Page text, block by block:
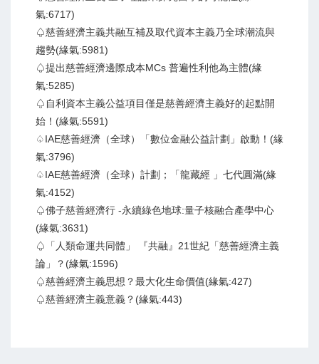
氣:6717)
♤慈善經濟主義共融互補及取代資本主義乃全球潮流與
趨勢(緣氣:5981)
♤提出慈善經濟邊際成本MCs 普遍性利他為主體(緣
氣:5285)
♤自利資本主義公益項目僅是慈善經濟主義好的起點開
始！(緣氣:5591)
♤IAE慈善經濟（全球）「數位金融公益計劃」啟動！(緣
氣:3796)
♤IAE慈善經濟（全球）計劃；「龍藏經 」七代圓滿(緣
氣:4152)
♤佛子慈善經濟行 -永續綠色地球:量子核融合產學中心
(緣氣:3631)
♤「人類命運共同體」 『共融』21世紀「慈善經濟主義
論」？(緣氣:1596)
♤慈善經濟主義思想？最大化生命價值(緣氣:427)
♤慈善經濟主義意義？(緣氣:443)